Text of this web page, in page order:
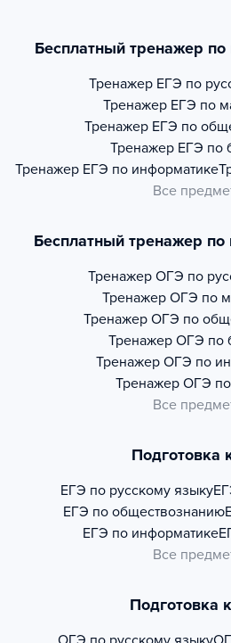
Бесплатный тренажер по
Тренажер ЕГЭ по
Тренажер ЕГЭ по
Тренажер ЕГЭ по
Тренажер ЕГЭ по
Тренажер ЕГЭ по информатике
Все
Бесплатный тренажер
Тренажер ОГЭ по
Тренажер ОГЭ по
Тренажер ОГЭ по
Тренажер ОГЭ по
Тренажер ОГЭ по
Тренажер ОГЭ
Все
Подготовка
ЕГЭ по русскому языку
ЕГЭ по обществознанию
ЕГЭ по информатике
Все
Подготовка